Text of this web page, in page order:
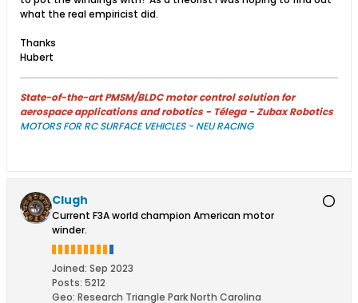
what the real empiricist did.
Thanks
Hubert
State-of-the-art PMSM/BLDC motor control solution for
aerospace applications and robotics - Télega - Zubax Robotics
MOTORS FOR RC SURFACE VEHICLES - NEU RACING
Clugh
Current F3A world champion American motor
winder.
Joined: Sep 2023
Posts: 5212
Geo: Research Triangle Park North Carolina